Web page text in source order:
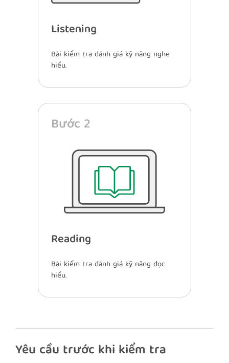
Listening
Bài kiểm tra đánh giá kỹ năng nghe
hiểu.
Bước 2
Reading
Bài kiểm tra đánh giá kỹ năng đọc
hiểu.
Yêu cầu trước khi kiểm tra